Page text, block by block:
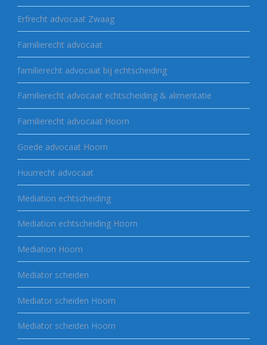
Erfrecht advocaat Zwaag
Familierecht advocaat
familierecht advocaat bij echtscheiding
Familierecht advocaat echtscheiding & alimentatie
Familierecht advocaat Hoorn
Goede advocaat Hoorn
Huurrecht advocaat
Mediation echtscheiding
Mediation echtscheiding Hoorn
Mediation Hoorn
Mediator scheiden
Mediator scheiden Hoorn
Mediator scheiden Hoorn